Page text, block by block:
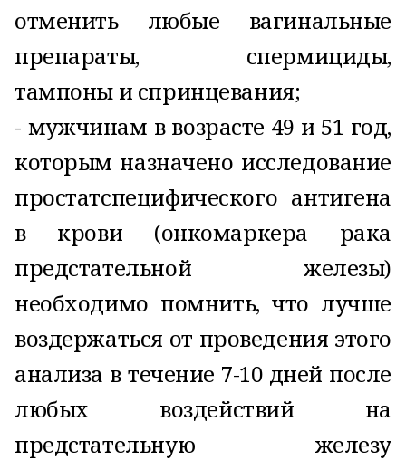
отменить любые вагинальные
препараты, спермициды,
тампоны и спринцевания;
- мужчинам в возрасте 49 и 51 год,
которым назначено исследование
простатспецифического антигена
в крови (онкомаркера рака
предстательной железы)
необходимо помнить, что лучше
воздержаться от проведения этого
анализа в течение 7-10 дней после
любых воздействий на
предстательную железу